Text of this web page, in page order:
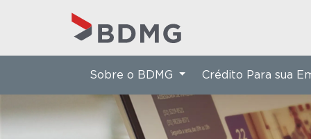
Sobre o BDMG Crédito Para sua